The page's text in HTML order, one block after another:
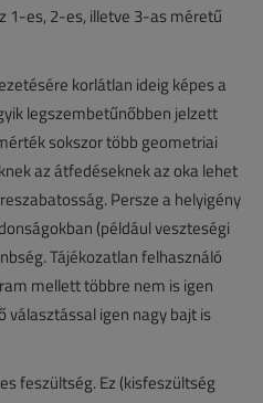
1-es, 2-es, illetve 3-as méretű
korlátlan ideig képes a
legszembetűnőbben jelzett
sokszor több geometriai
az átfedéseknek az oka lehet
Persze a helyigény
(például veszteségi
Tájékozatlan felhasználó
mellett többre nem is igen
választással igen nagy bajt is
feszültség. Ez (kisfeszültség